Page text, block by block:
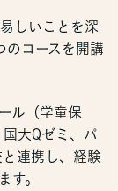
しいことを深
のコースを開講
ル（学童保
大Qゼミ、パ
連携し、経験
す。